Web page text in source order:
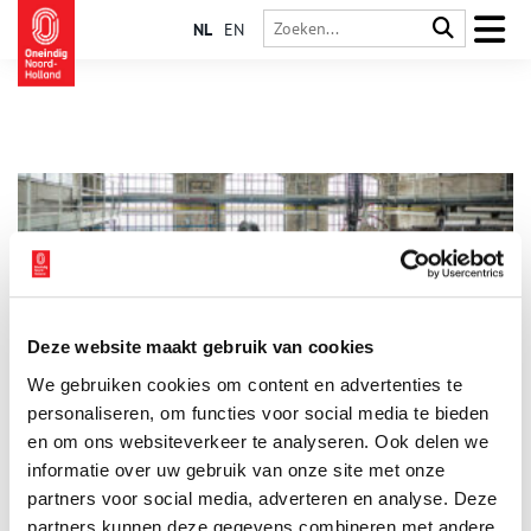
Deze website maakt gebruik van cookies
We gebruiken cookies om content en advertenties te
personaliseren, om functies voor social media te bieden
en om ons websiteverkeer te analyseren. Ook delen we
informatie over uw gebruik van onze site met onze
partners voor social media, adverteren en analyse. Deze
partners kunnen deze gegevens combineren met andere
NL EN
Tijdens de Molen- en Gemalendagen op zaterdag 9 en zondag
10 mei draaien niet alleen de wieken van traditionele molens,
maar openen ook gemalen hun deuren en krijgen bezoekers
een indruk van de waterhuishouding in ons land. Waterafvoer
is van levensbelang, bemaling en gemalen zijn daarbij
onmisbaar. Kom kijken in de geschiedenis van ons water en
ontdek hoe we al eeuwenlang strijd voeren tegen het water. Je
1 min